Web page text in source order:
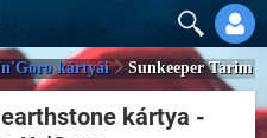
kártyái Sunkeeper Tarim
kártya -